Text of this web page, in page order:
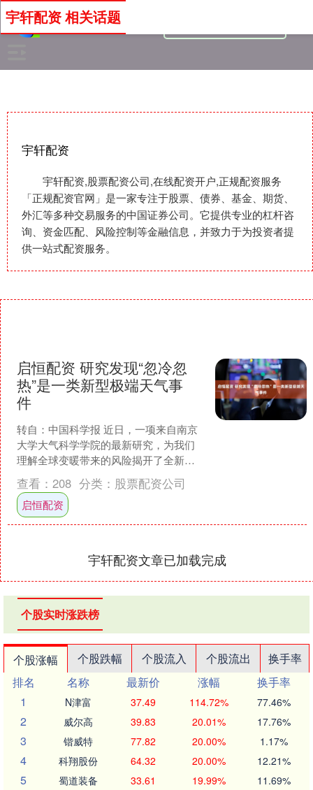
宇轩配资
宇轩配资,股票配资公司,在线配资开户,正规配资服务
「正规配资官网」是一家专注于股票、债券、基金、期货、
外汇等多种交易服务的中国证券公司。它提供专业的杠杆咨
询、资金匹配、风险控制等金融信息，并致力于为投资者提
供一站式配资服务。
宇轩配资 相关话题
启恒配资 研究发现“忽冷忽
热”是一类新型极端天气事
件
转自：中国科学报 近日，一项来自南京
大学大气科学学院的最新研究，为我们
理解全球变暖带来的风险揭开了全新的
一页。 11月21日，中国科学院院士、南
京大学大气科学学....
查看： 208 分类： 股票配资公司
启恒配资
宇轩配资文章已加载完成
个股实时涨跌榜
个股涨幅 个股跌幅 个股流入 个股流出
换手率
排名
名称 最新价 涨幅
换手率
1
N津富 37.49 114.72% 77.46%
2 威尔高 39.83 20.01% 17.76%
3 锴威特 77.82 20.00% 1.17%
4 科翔股份 64.32 20.00% 12.21%
5 蜀道装备 33.61 19.99% 11.69%